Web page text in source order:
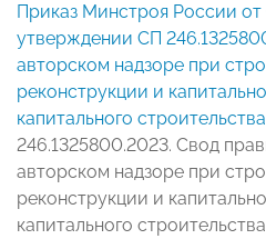
Приказ Минстроя России
утверждении СП
авторском надзоре при
реконструкции и
капитального
246.1325800.2023. Свод
авторском надзоре при
реконструкции и
капитального